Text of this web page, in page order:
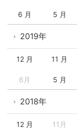
6 月 5 月
2019年
12 月 11 月
6月 5 月
2018年
12 月 11月